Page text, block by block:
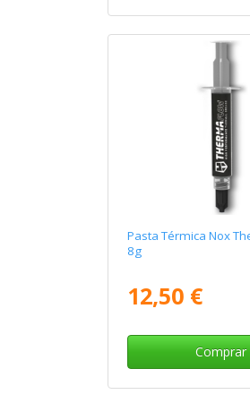
Pasta Térmica Nox
8g
12,50 €
Comprar